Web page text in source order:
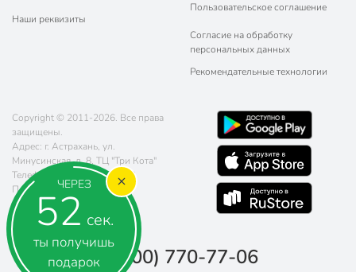
ЧЕРЕЗ
50 сек.
ты получишь
подарок
Наши реквизиты
Пользовательское соглашение
Согласие на обработку
персональных данных
Рекомендательные технологии
Copyright © 2011-2026. Все права
защищены.
Адрес: г. Астрахань, ул.
Минусинская, д. 8, ТЦ "Три Кота"
Телефон:
8 (800) 770-77-06
Почта:
sales@poryadok.ru
8 (800) 770-77-06